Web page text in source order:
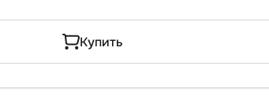
Купить